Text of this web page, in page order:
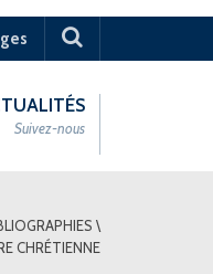
Suivez-nous
\
CHRÉTIENNE